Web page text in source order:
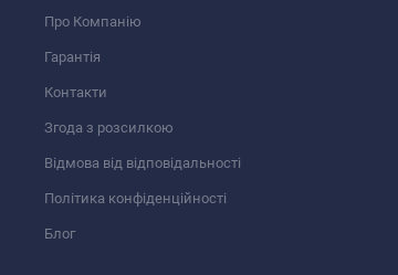
Про Компанію
Гарантія
Контакти
Згода з розсилкою
Відмова від відповідальності
Політика конфіденційності
Блог